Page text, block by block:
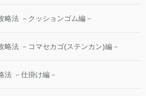
略法 －クッションゴム編－
略法 －コマセカゴ(ステンカン)編－
法 －仕掛け編－